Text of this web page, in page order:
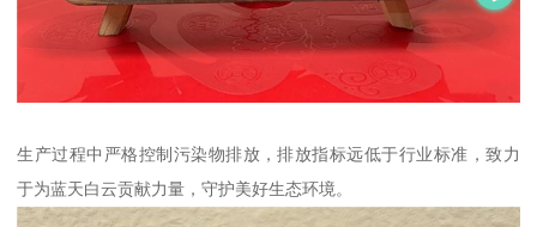
生产过程中严格控制污染物排放，排放指标远低于行业标准，致力
于为蓝天白云贡献力量，守护美好生态环境。